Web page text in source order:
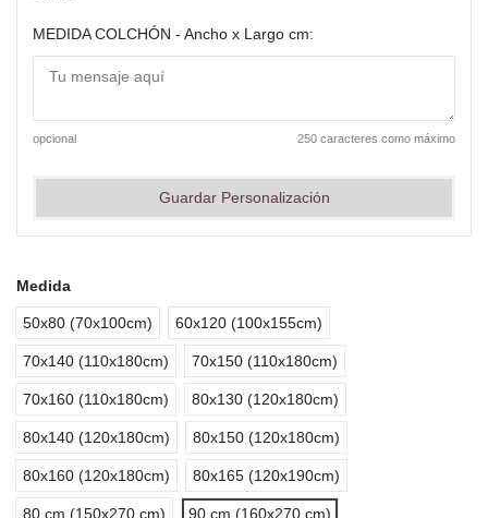
MEDIDA COLCHÓN - Ancho x Largo cm:
opcional 250 caracteres como máximo
Guardar Personalización
Medida
50x80 (70x100cm) 60x120 (100x155cm)
70x140 (110x180cm) 70x150 (110x180cm)
70x160 (110x180cm) 80x130 (120x180cm)
80x140 (120x180cm) 80x150 (120x180cm)
80x160 (120x180cm) 80x165 (120x190cm)
80 cm (150x270 cm) 90 cm (160x270 cm)